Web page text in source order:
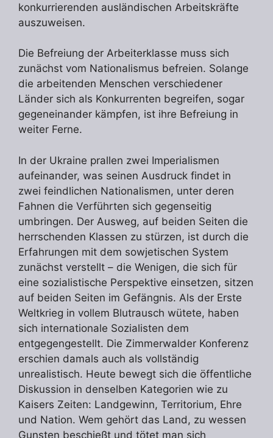
konkurrierenden ausländischen Arbeitskräfte
auszuweisen.
Die Befreiung der Arbeiterklasse muss sich
zunächst vom Nationalismus befreien. Solange
die arbeitenden Menschen verschiedener
Länder sich als Konkurrenten begreifen, sogar
gegeneinander kämpfen, ist ihre Befreiung in
weiter Ferne.
In der Ukraine prallen zwei Imperialismen
aufeinander, was seinen Ausdruck findet in
zwei feindlichen Nationalismen, unter deren
Fahnen die Verführten sich gegenseitig
umbringen. Der Ausweg, auf beiden Seiten die
herrschenden Klassen zu stürzen, ist durch die
Erfahrungen mit dem sowjetischen System
zunächst verstellt – die Wenigen, die sich für
eine sozialistische Perspektive einsetzen, sitzen
auf beiden Seiten im Gefängnis. Als der Erste
Weltkrieg in vollem Blutrausch wütete, haben
sich internationale Sozialisten dem
entgegengestellt. Die Zimmerwalder Konferenz
erschien damals auch als vollständig
unrealistisch. Heute bewegt sich die öffentliche
Diskussion in denselben Kategorien wie zu
Kaisers Zeiten: Landgewinn, Territorium, Ehre
und Nation. Wem gehört das Land, zu wessen
Gunsten beschießt und tötet man sich